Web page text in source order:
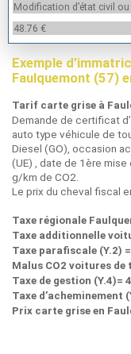
Modification d’état civil
48.76 €
Exemple
Faulquemont (57)
Tarif carte grise à
Demande de certificat
auto type véhicule de
Diesel (GO), occasion
(UE) , date de 1ère
g/km de CO2.
Le prix du cheval fiscal
Taxe régionale
Taxe additionnelle
Taxe parafiscale (Y.2)
Malus CO2 voitures de
Taxe de gestion (Y.4)=
Taxe d’acheminement
Prix carte grise en